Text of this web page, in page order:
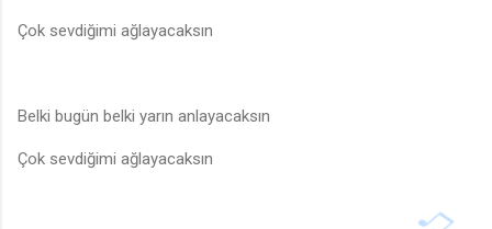
Çok sevdiğimi ağlayacaksın
Belki bugün belki yarın anlayacaksın
Çok sevdiğimi ağlayacaksın